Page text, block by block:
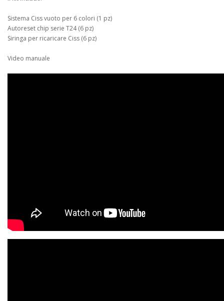
Sistema Ciss vuoto per 6 colori (1 pz)
Autoreset chip serie T24 (6 pz)
Siringa per ricaricare Ciss (6 pz)
Video manuale